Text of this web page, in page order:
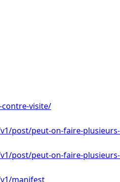
visite/
post/peut-on-faire-
post/peut-on-faire-
manifest